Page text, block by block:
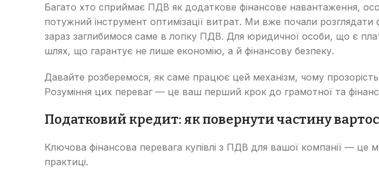
Багато хто сприймає ПДВ як додаткове фінансове навантаження,
потужний інструмент оптимізації витрат. Ми вже почали розглядати
зараз заглибимося саме в логіку ПДВ. Для юридичної особи, що є
шлях, що гарантує не лише економію, а й фінансову безпеку.
Давайте розберемося, як саме працює цей механізм, чому
Розуміння цих переваг — це ваш перший крок до грамотної та
Податковий кредит: як повернути частину
Ключова фінансова перевага купівлі з ПДВ для вашої компанії —
практиці.